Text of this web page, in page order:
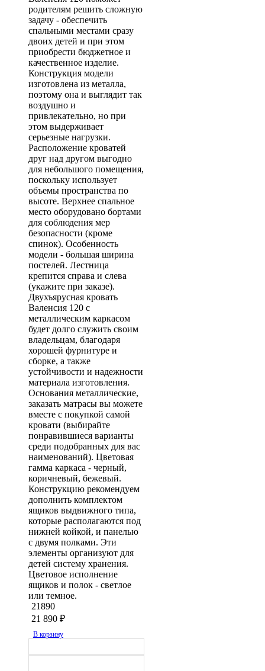
родителям решить сложную
задачу - обеспечить
спальными местами сразу
двоих детей и при этом
приобрести бюджетное и
качественное изделие.
Конструкция модели
изготовлена из металла,
поэтому она и выглядит так
воздушно и
привлекательно, но при
этом выдерживает
серьезные нагрузки.
Расположение кроватей
друг над другом выгодно
для небольшого помещения,
поскольку использует
объемы пространства по
высоте. Верхнее спальное
место оборудовано бортами
для соблюдения мер
безопасности (кроме
спинок). Особенность
модели - большая ширина
постелей. Лестница
крепится справа и слева
(укажите при заказе).
Двухъярусная кровать
Валенсия 120 с
металлическим каркасом
будет долго служить своим
владельцам, благодаря
хорошей фурнитуре и
сборке, а также
устойчивости и надежности
материала изготовления.
Основания металлические,
заказать матрасы вы можете
вместе с покупкой самой
кровати (выбирайте
понравившиеся варианты
среди подобранных для вас
наименований). Цветовая
гамма каркаса - черный,
коричневый, бежевый.
Конструкцию рекомендуем
дополнить комплектом
ящиков выдвижного типа,
которые располагаются под
нижней койкой, и панелью
с двумя полками. Эти
элементы организуют для
детей систему хранения.
Цветовое исполнение
ящиков и полок - светлое
или темное.
21890
21 890 ₽
В корзину